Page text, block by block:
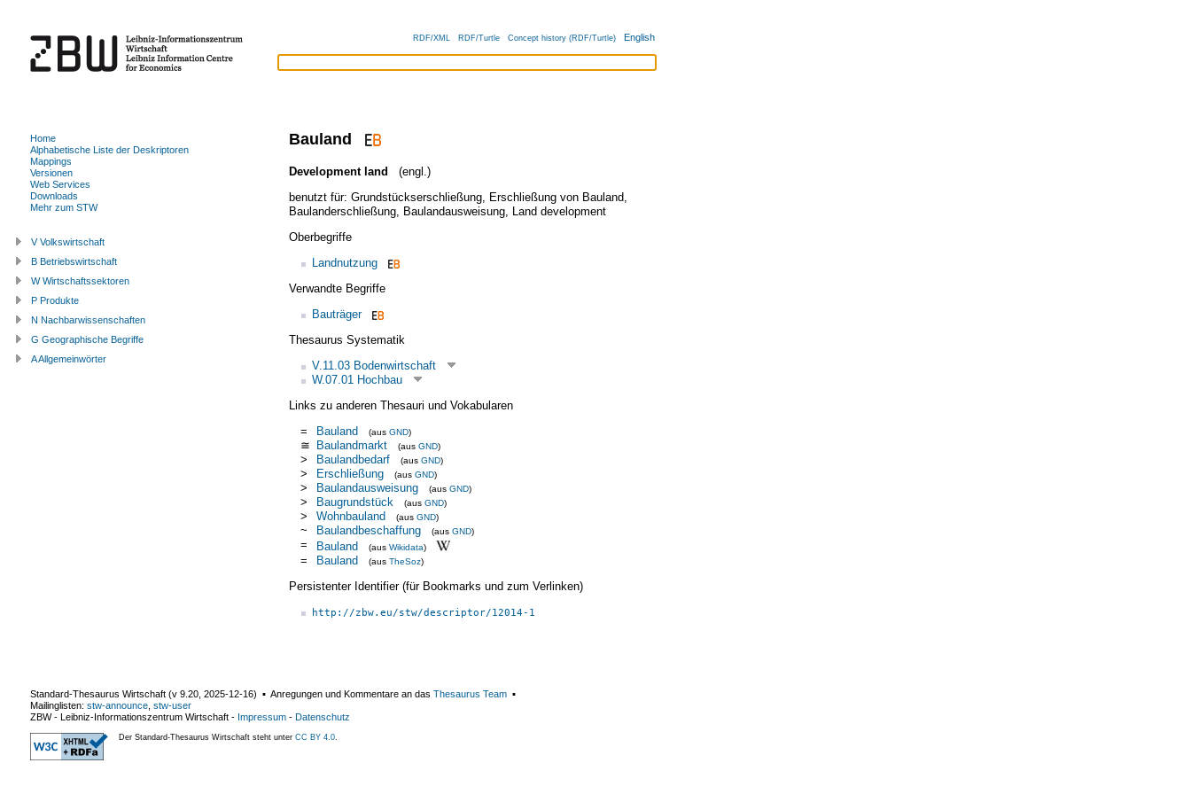
RDF/XML RDF/Turtle Concept history (RDF/Turtle) English
Bauland
Development land
(engl.)
benutzt für: Grundstückserschließung, Erschließung von Bauland,
Baulanderschließung, Baulandausweisung, Land development
Oberbegriffe
Landnutzung
Verwandte Begriffe
Bauträger
Thesaurus Systematik
V.11.03 Bodenwirtschaft
W.07.01 Hochbau
Links zu anderen Thesauri und Vokabularen
=
Bauland (aus GND)
≅ Baulandmarkt (aus GND)
> Baulandbedarf (aus GND)
> Erschließung (aus GND)
> Baulandausweisung (aus GND)
> Baugrundstück (aus GND)
> Wohnbauland (aus GND)
~ Baulandbeschaffung (aus GND)
= Bauland (aus Wikidata)
= Bauland (aus TheSoz)
Persistenter Identifier (für Bookmarks und zum Verlinken)
http://zbw.eu/stw/descriptor/12014-1
Home
Alphabetische Liste der Deskriptoren
Mappings
Versionen
Web Services
Downloads
Mehr zum STW
V Volkswirtschaft
B Betriebswirtschaft
W Wirtschaftssektoren
P Produkte
N Nachbarwissenschaften
G Geographische Begriffe
A Allgemeinwörter
Standard-Thesaurus Wirtschaft (v 9.20 2025-12-16) ▪ Anregungen und Kommentare an das Thesaurus Team ▪
Mailinglisten: stw-announce stw-user
ZBW - Leibniz-Informationszentrum Wirtschaft - Impressum - Datenschutz
Der Standard-Thesaurus Wirtschaft steht unter CC BY 4.0